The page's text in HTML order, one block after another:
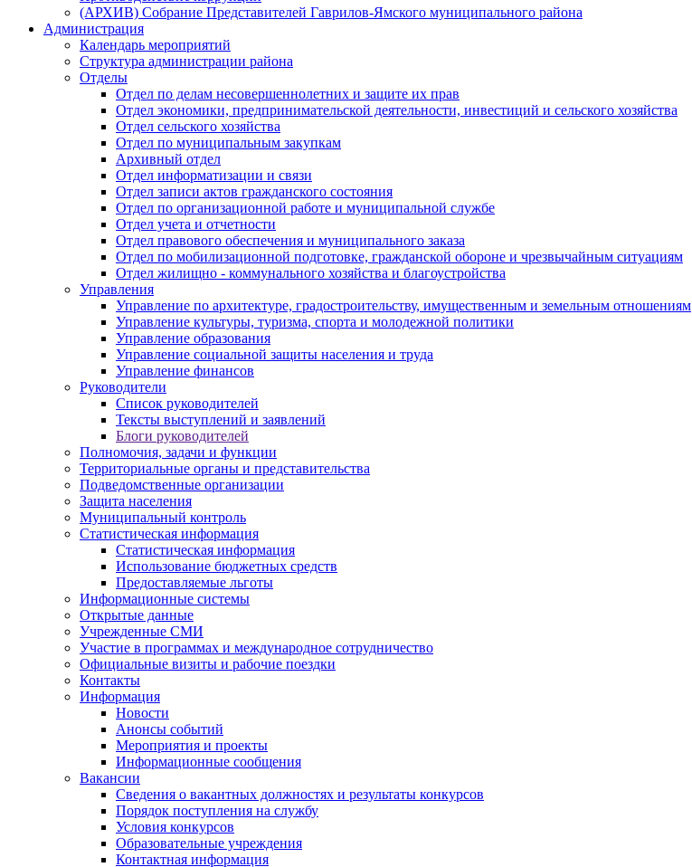
(АРХИВ) Собрание Представителей Гаврилов-Ямского муниципального района
Администрация
Календарь мероприятий
Структура администрации района
Отделы
Отдел по делам несовершеннолетних и защите их прав
Отдел экономики, предпринимательской деятельности, инвестиций и сельского хозяйства
Отдел сельского хозяйства
Отдел по муниципальным закупкам
Архивный отдел
Отдел информатизации и связи
Отдел записи актов гражданского состояния
Отдел по организационной работе и муниципальной службе
Отдел учета и отчетности
Отдел правового обеспечения и муниципального заказа
Отдел по мобилизационной подготовке, гражданской обороне и чрезвычайным ситуациям
Отдел жилищно - коммунального хозяйства и благоустройства
Управления
Управление по архитектуре, градостроительству, имущественным и земельным отношениям
Управление культуры, туризма, спорта и молодежной политики
Управление образования
Управление социальной защиты населения и труда
Управление финансов
Руководители
Список руководителей
Тексты выступлений и заявлений
Блоги руководителей
Полномочия, задачи и функции
Территориальные органы и представительства
Подведомственные организации
Защита населения
Муниципальный контроль
Статистическая информация
Статистическая информация
Использование бюджетных средств
Предоставляемые льготы
Информационные системы
Открытые данные
Учрежденные СМИ
Участие в программах и международное сотрудничество
Официальные визиты и рабочие поездки
Контакты
Информация
Новости
Анонсы событий
Мероприятия и проекты
Информационные сообщения
Вакансии
Сведения о вакантных должностях и результаты конкурсов
Порядок поступления на службу
Условия конкурсов
Образовательные учреждения
Контактная информация